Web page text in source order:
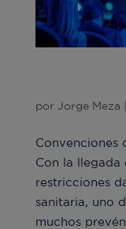
por Jorge Meza |
Convenciones
Con la
restricciones
sanitaria, uno
muchos